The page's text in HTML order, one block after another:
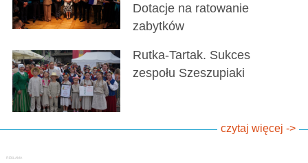
Dotacje na ratowanie
zabytków
Rutka-Tartak. Sukces
zespołu Szeszupiaki
czytaj więcej ->